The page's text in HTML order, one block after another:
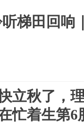
梯田回响
立秋了，
忙着生第6